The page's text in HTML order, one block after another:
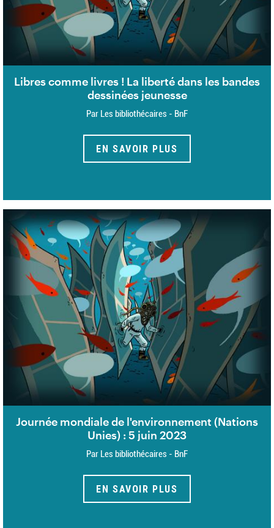
Libres comme livres ! La liberté dans les bandes
dessinées jeunesse
Par Les bibliothécaires - BnF
EN SAVOIR PLUS
Journée mondiale de l'environnement (Nations
Unies) : 5 juin 2023
Par Les bibliothécaires - BnF
EN SAVOIR PLUS